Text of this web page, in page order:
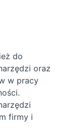
do
oraz
w pracy
firmy i